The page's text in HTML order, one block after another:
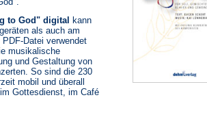
to God" digital
kann
als auch am
Datei verwendet
musikalische
und Gestaltung von
So sind die 230
mobil und überall
Gottesdienst, im Café